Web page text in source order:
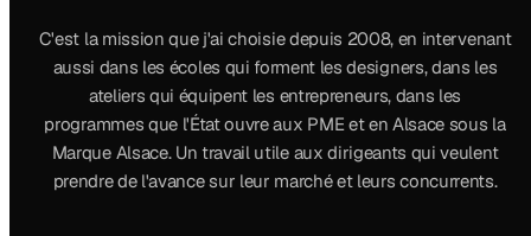
C'est la mission que j'ai choisie depuis 2008, en intervenant
aussi dans les écoles qui forment les designers, dans les
ateliers qui équipent les entrepreneurs, dans les
programmes que l'État ouvre aux PME et en Alsace sous la
Marque Alsace. Un travail utile aux dirigeants qui veulent
prendre de l'avance sur leur marché et leurs concurrents.